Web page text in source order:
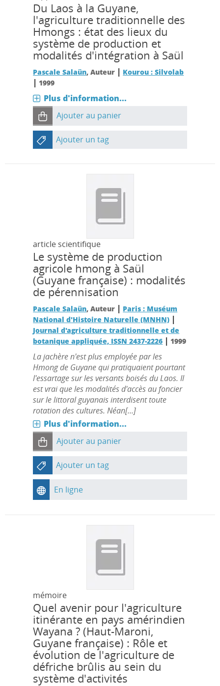
Du Laos à la Guyane,
l'agriculture traditionnelle des
Hmongs : état des lieux du
système de production et
modalités d'intégration à Saül
Pascale Salaün, Auteur | Kourou : Silvolab
| 1999
Plus d'information...
Ajouter au panier
Ajouter un tag
article scientifique
Le système de production
agricole hmong à Saül
(Guyane française) : modalités
de pérennisation
Pascale Salaün, Auteur | Paris : Muséum
National d'Histoire Naturelle (MNHN) |
Journal d'agriculture traditionnelle et de
botanique appliquée, ISSN 2437-2226 | 1999
La jachère n'est plus employée par les
Hmong de Guyane qui pratiquaient pourtant
l'essartage sur les versants boisés du Laos. Il
est vrai que les modalités d'accès au foncier
sur le littoral guyanais interdisent toute
rotation des cultures. Néan[...]
Plus d'information...
Ajouter au panier
Ajouter un tag
En ligne
mémoire
Quel avenir pour l'agriculture
itinérante en pays amérindien
Wayana ? (Haut-Maroni,
Guyane française) : Rôle et
évolution de l'agriculture de
défriche brûlis au sein du
système d'activités